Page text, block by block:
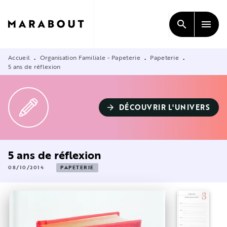
CONTENU
search menu
Accueil • Organisation Familiale - Papeterie • Papeterie •
5 ans de réflexion
arrow_forward DÉCOUVRIR L'UNIVERS
5 ans de réflexion
08/10/2014 PAPETERIE